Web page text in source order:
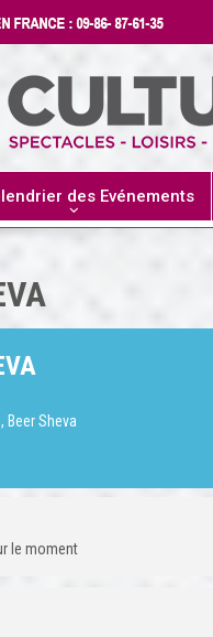
des Evénements
Beer Sheva
le moment